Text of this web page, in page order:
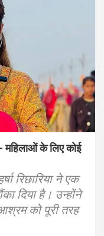
महिलाओं के लिए कोई
रिछारिया ने एक
दिया है। उन्होंने
को पूरी तरह